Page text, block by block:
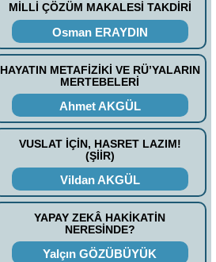
MİLLİ ÇÖZÜM MAKALESİ TAKDİRİ
Osman ERAYDIN
HAYATIN METAFİZİKİ VE RÜ’YALARIN
MERTEBELERİ
Ahmet AKGÜL
VUSLAT İÇİN, HASRET LAZIM!
(ŞİİR)
Vildan AKGÜL
YAPAY ZEKÂ HAKİKATİN
NERESİNDE?
Yalçın GÖZÜBÜYÜK